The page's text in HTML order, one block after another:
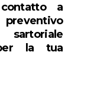
a
la tua